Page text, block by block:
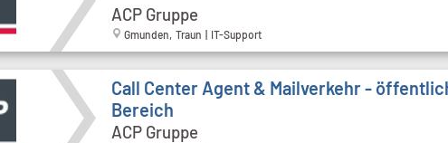
ACP Gruppe
Gmunden, Traun | IT-Support
Call Cen­ter Agent & Mailverkehr -
Bereich
ACP Gruppe